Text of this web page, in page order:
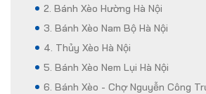
2. Bánh Xèo Hường Hà Nội
3. Bánh Xèo Nam Bộ Hà Nội
4. Thủy Xèo Hà Nội
5. Bánh Xèo Nem Lụi Hà Nội
6. Bánh Xèo - Chợ Nguyễn Công